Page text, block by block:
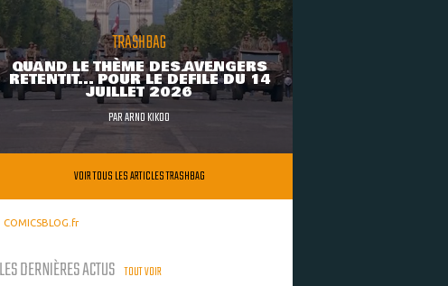
TRASHBAG
QUAND LE THÈME DES AVENGERS
RETENTIT... POUR LE DÉFILÉ DU 14
JUILLET 2026
PARARNO KIKOO
VOIR TOUS LES ARTICLES TRASHBAG
COMICSBLOG.fr
LES DERNIÈRES ACTUS TOUT VOIR